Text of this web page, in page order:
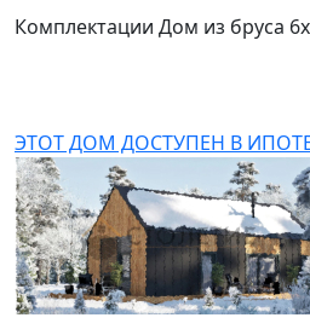
Комплектации Дом из бруса
ЭТОТ ДОМ ДОСТУПЕН В